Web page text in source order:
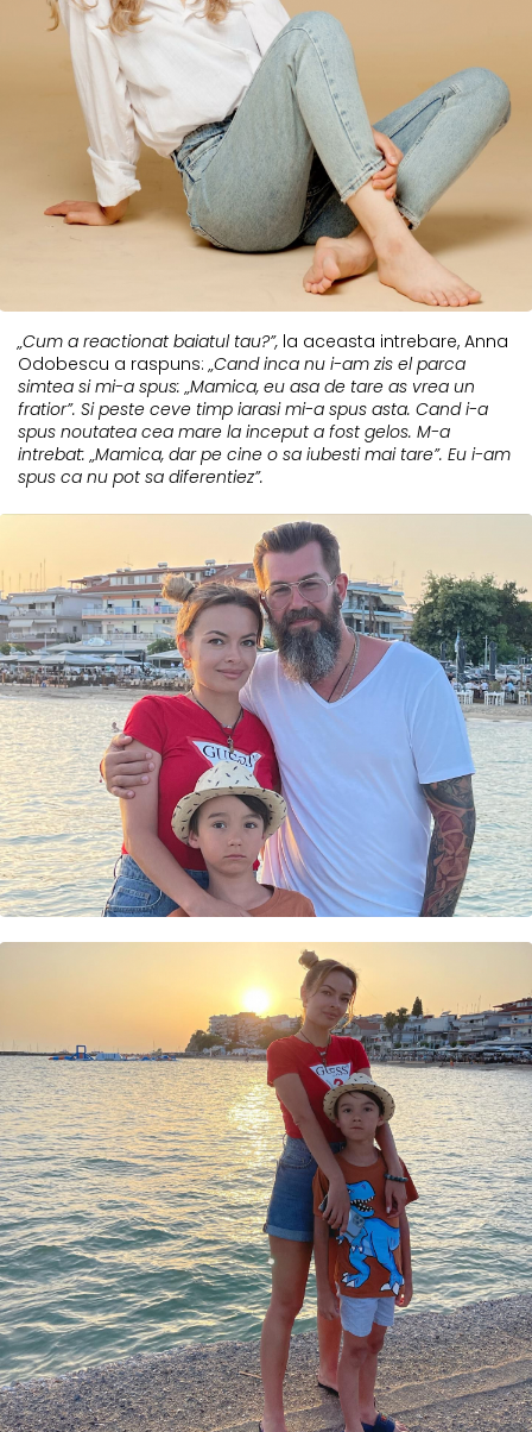
„Cum a reactionat baiatul tau?”, la aceasta intrebare, Anna
Odobescu a raspuns:„Cand inca nu i-am zis el parca
simtea si mi-a spus: „Mamica, eu asa de tare as vrea un
fratior”. Si peste ceve timp iarasi mi-a spus asta. Cand i-a
spus noutatea cea mare la inceput a fost gelos. M-a
intrebat: „Mamica, dar pe cine o sa iubesti mai tare”. Eu i-am
spus ca nu pot sa diferentiez”.